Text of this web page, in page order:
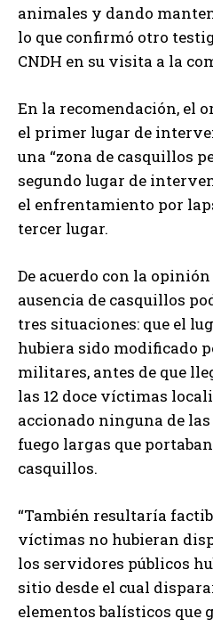
animales y dando
lo que confirmó otro
CNDH en su visita a la
En la recomendación, el
el primer lugar de
una “zona de casquillos
segundo lugar de
el enfrentamiento por
tercer lugar.
De acuerdo con la
ausencia de casquillos
tres situaciones: que el
hubiera sido modificado
militares, antes de que
las 12 doce víctimas
accionado ninguna de
fuego largas que
casquillos.
“También resultaría
víctimas no hubieran
los servidores públicos
sitio desde el cual
elementos balísticos que